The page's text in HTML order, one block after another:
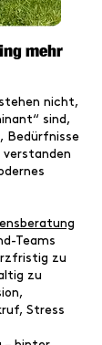
mehr
nicht,
sind,
Bedürfnisse
Teams
zu
zu
Stress